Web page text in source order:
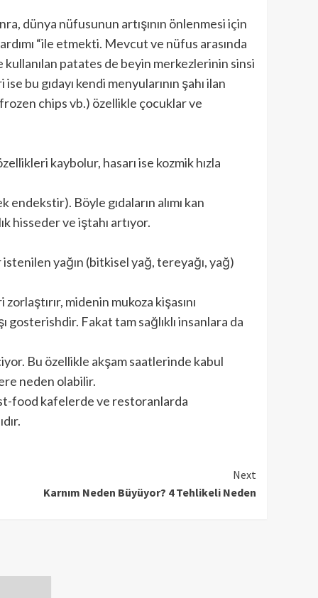
dünya nüfusunun artışının önlenmesi için
“ile etmekti. Mevcut ve nüfus arasında
kullanılan patates de beyin merkezlerinin sinsi
bu gıdayı kendi menyularının şahı ilan
chips vb.) özellikle çocuklar ve
kaybolur, hasarı ise kozmik hızla
Böyle gıdaların alımı kan
hisseder ve iştahı artıyor.
istenilen yağın (bitkisel yağ, tereyağı, yağ)
midenin mukoza kişasını
gosterishdir. Fakat tam sağlıklı insanlara da
Bu özellikle akşam saatlerinde kabul
neden olabilir.
food kafelerde ve restoranlarda
Next
Karnım Neden Büyüyor? 4 Tehlikeli Neden